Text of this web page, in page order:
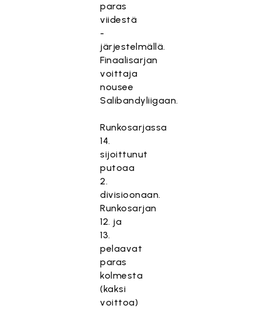
paras
viidestä
-
järjestelmällä.
Finaalisarjan
voittaja
nousee
Salibandyliigaan.
Runkosarjassa
14.
sijoittunut
putoaa
2.
divisioonaan.
Runkosarjan
12. ja
13.
pelaavat
paras
kolmesta
(kaksi
voittoa)